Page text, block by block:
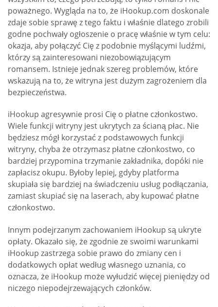
poważnego. Wygląda na to, że iHookup.com doskonale
zdaje sobie sprawę z tego faktu i właśnie dlatego zrobili
godne pochwały ogłoszenie o pracę właśnie w tym celu:
okazja, aby połączyć Cię z podobnie myślącymi ludźmi,
którzy są zainteresowani niezobowiązującym
romansem. Istnieje jednak szereg problemów, które
wskazują na to, że witryna jest dużym zagrożeniem dla
bezpieczeństwa.
iHookup agresywnie prosi Cię o płatne członkostwo.
Wiele funkcji witryny jest ukrytych za ścianą płac. Nie
będziesz mógł korzystać z podstawowych funkcji
witryny, chyba że otrzymasz płatne członkostwo, co
bardziej przypomina trzymanie zakładnika, dopóki nie
zapłacisz okupu. Byłoby lepiej, gdyby platforma
skupiała się bardziej na świadczeniu usług podłączania,
zamiast skupiać się na laserach, aby kupować płatne
członkostwo.
Innym podejrzanym zachowaniem iHookup są ukryte
opłaty. Okazało się, że zgodnie ze swoimi warunkami
iHookup zastrzega sobie prawo do zmiany cen i
dodatkowych opłat według własnego uznania, co
oznacza, że iHookup może wyłudzić więcej pieniędzy od
niczego niepodejrzewających członków.